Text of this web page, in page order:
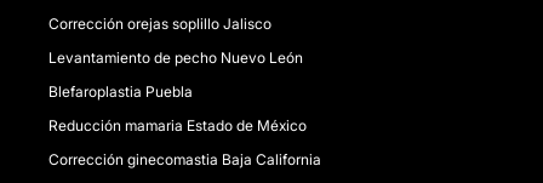
Corrección orejas soplillo Jalisco
Levantamiento de pecho Nuevo León
Blefaroplastia Puebla
Reducción mamaria Estado de México
Corrección ginecomastia Baja California